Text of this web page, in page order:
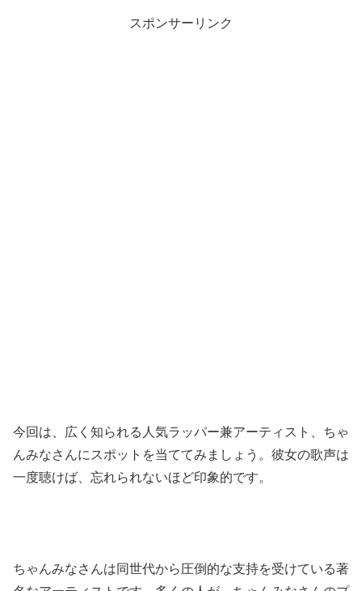
スポンサーリンク
今回は、広く知られる人気ラッパー兼アーティスト、ちゃ
んみなさんにスポットを当ててみましょう。彼女の歌声は
一度聴けば、忘れられないほど印象的です。
ちゃんみなさんは同世代から圧倒的な支持を受けている著